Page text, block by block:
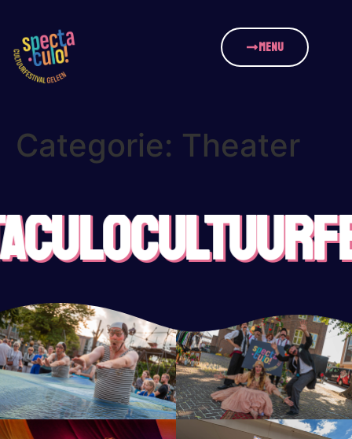
MENU
Categorie: Theater